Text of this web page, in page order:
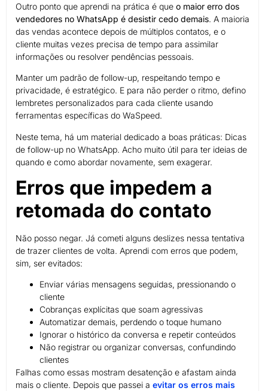
Outro ponto que aprendi na prática é que o maior erro dos
vendedores no WhatsApp é desistir cedo demais. A maioria
das vendas acontece depois de múltiplos contatos, e o
cliente muitas vezes precisa de tempo para assimilar
informações ou resolver pendências pessoais.
Manter um padrão de follow-up, respeitando tempo e
privacidade, é estratégico. E para não perder o ritmo, defino
lembretes personalizados para cada cliente usando
ferramentas específicas do WaSpeed.
Neste tema, há um material dedicado a boas práticas: Dicas
de follow-up no WhatsApp. Acho muito útil para ter ideias de
quando e como abordar novamente, sem exagerar.
Erros que impedem a
retomada do contato
Não posso negar. Já cometi alguns deslizes nessa tentativa
de trazer clientes de volta. Aprendi com erros que podem,
sim, ser evitados:
Enviar várias mensagens seguidas, pressionando o
cliente
Cobranças explícitas que soam agressivas
Automatizar demais, perdendo o toque humano
Ignorar o histórico da conversa e repetir conteúdos
Não registrar ou organizar conversas, confundindo
clientes
Falhas como essas mostram desatenção e afastam ainda
mais o cliente. Depois que passei a evitar os erros mais